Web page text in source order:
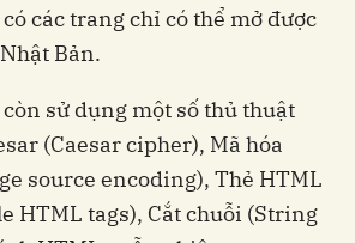
các trang chỉ có thể mở được
Bản.
sử dụng một số thủ thuật
(Caesar cipher), Mã hóa
source encoding), Thẻ HTML
HTML tags), Cắt chuỗi (String